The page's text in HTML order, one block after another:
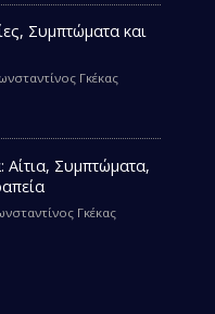
Συμπτώματα και
Γκέκας
Αίτια, Συμπτώματα,
Γκέκας